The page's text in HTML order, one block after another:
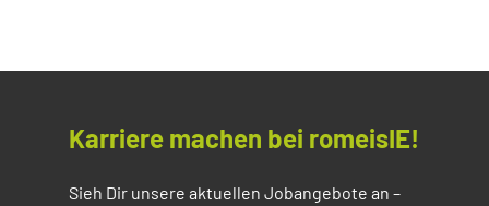
Karriere machen bei romeisIE!
Sieh Dir unsere aktuellen Jobangebote an –